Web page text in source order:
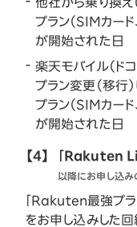
プラン（SIMカー
が開始された日
楽天モバイル（ド
プラン変更（移行
プラン（SIMカー
が開始された日
【4】 「Rakuten
以降にお申し込
「Rakuten最強プ
をお申し込みした